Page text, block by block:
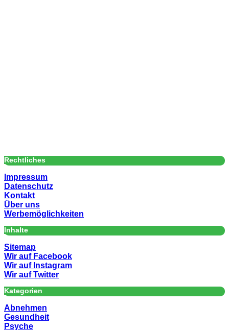
Rechtliches
Impressum
Datenschutz
Kontakt
Über uns
Werbemöglichkeiten
Inhalte
Sitemap
Wir auf Facebook
Wir auf Instagram
Wir auf Twitter
Kategorien
Abnehmen
Gesundheit
Psyche